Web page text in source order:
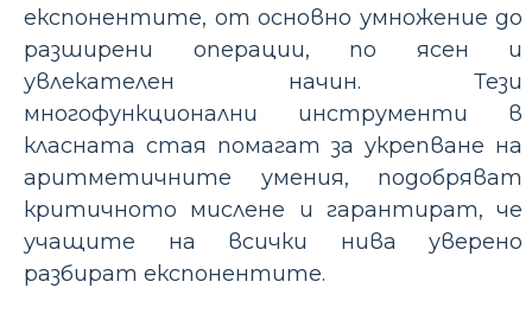
експонентите, от основно умножение до
разширени операции, по ясен и
увлекателен начин. Тези
многофункционални инструменти в
класната стая помагат за укрепване на
аритметичните умения, подобряват
критичното мислене и гарантират, че
учащите на всички нива уверено
разбират експонентите.